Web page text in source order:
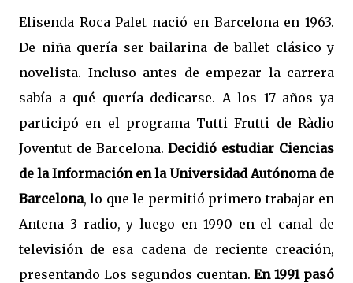
Elisenda Roca Palet nació en Barcelona en 1963.
De niña quería ser bailarina de ballet clásico y
novelista. Incluso antes de empezar la carrera
sabía a qué quería dedicarse. A los 17 años ya
participó en el programa Tutti Frutti de Ràdio
Joventut de Barcelona.Decidió estudiar Ciencias
de la Información en la Universidad Autónoma de
Barcelona, lo que le permitió primero trabajar en
Antena 3 radio, y luego en 1990 en el canal de
televisión de esa cadena de reciente creación,
presentando Los segundos cuentan.En 1991 pasó